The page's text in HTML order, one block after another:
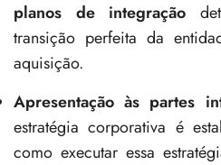
planos de integração
transição perfeita da
aquisição.
Apresentação às partes
estratégia corporativa é
como executar essa